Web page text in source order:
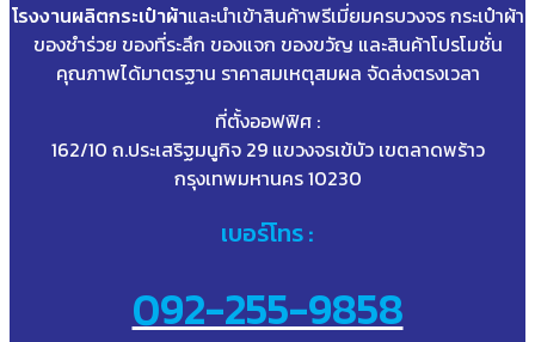
โรงงานผลิตกระเป๋าผ้าและนำเข้าสินค้าพรีเมี่ยมครบวงจร กระเป๋าผ้า
ของชำร่วย ของที่ระลึก ของแจก ของขวัญ และสินค้าโปรโมชั่น
คุณภาพได้มาตรฐาน ราคาสมเหตุสมผล จัดส่งตรงเวลา
ที่ตั้งออฟฟิศ :
162/10 ถ.ประเสริฐมนูกิจ 29 แขวงจรเข้บัว เขตลาดพร้าว
กรุงเทพมหานคร 10230
เบอร์โทร :
092-255-9858